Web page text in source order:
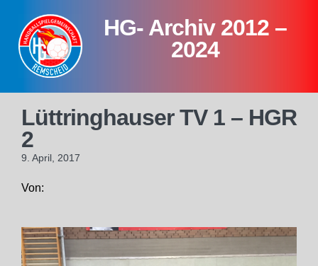
content
HG- Archiv 2012 –
2024
Lüttringhauser TV 1 – HGR
2
9. April, 2017
Von: